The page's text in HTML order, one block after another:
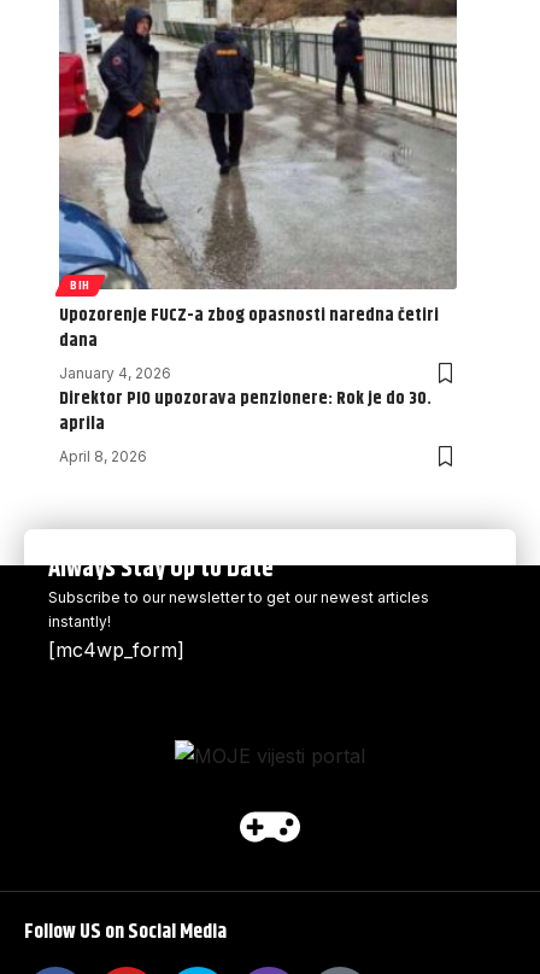
BIH
Upozorenje FUCZ-a zbog opasnosti naredna četiri
dana
January 4, 2026
Direktor PIO upozorava penzionere: Rok je do 30.
aprila
April 8, 2026
Always Stay Up to Date
Subscribe to our newsletter to get our newest articles
instantly!
[mc4wp_form]
Follow US on Social Media